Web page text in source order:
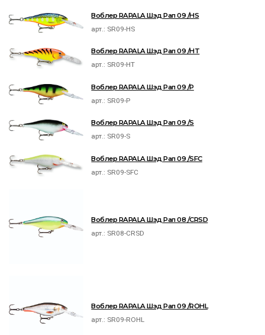
Воблер RAPALA Шэд Рап 09 /HS
арт.: SR09-HS
Воблер RAPALA Шэд Рап 09 /HT
арт.: SR09-HT
Воблер RAPALA Шэд Рап 09 /P
арт.: SR09-P
Воблер RAPALA Шэд Рап 09 /S
арт.: SR09-S
Воблер RAPALA Шэд Рап 09 /SFC
арт.: SR09-SFC
Воблер RAPALA Шэд Рап 08 /CRSD
арт.: SR08-CRSD
Воблер RAPALA Шэд Рап 09 /ROHL
арт.: SR09-ROHL